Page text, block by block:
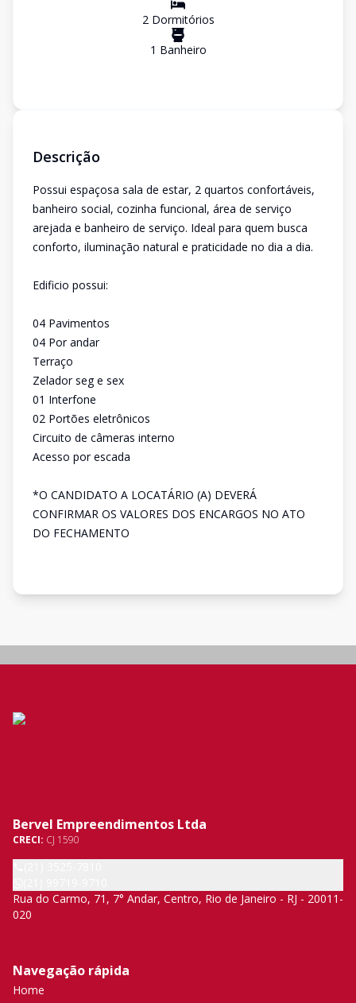
2Dormitórios
1 Banheiro
Descrição
Possui espaçosa sala de estar, 2 quartos confortáveis,
banheiro social, cozinha funcional, área de serviço
arejada e banheiro de serviço. Ideal para quem busca
conforto, iluminação natural e praticidade no dia a dia.
Edificio possui:
04 Pavimentos
04 Por andar
Terraço
Zelador seg e sex
01 Interfone
02 Portões eletrônicos
Circuito de câmeras interno
Acesso por escada
*O CANDIDATO A LOCATÁRIO (A) DEVERÁ
CONFIRMAR OS VALORES DOS ENCARGOS NO ATO
DO FECHAMENTO
Bervel Empreendimentos Ltda
CRECI: CJ 1590
Rua do Carmo, 71, 7° Andar, Centro, Rio de Janeiro - RJ - 20011-
020
Navegação rápida
Home